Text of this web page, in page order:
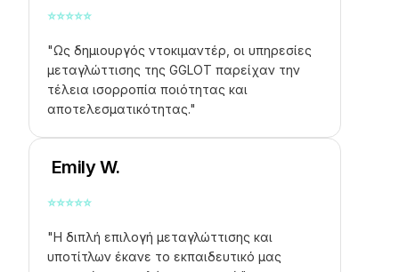
⭐⭐⭐⭐⭐
"Ως δημιουργός ντοκιμαντέρ, οι υπηρεσίες
μεταγλώττισης της GGLOT παρείχαν την
τέλεια ισορροπία ποιότητας και
αποτελεσματικότητας."
Emily W.
⭐⭐⭐⭐⭐
"Η διπλή επιλογή μεταγλώττισης και
υποτίτλων έκανε το εκπαιδευτικό μας